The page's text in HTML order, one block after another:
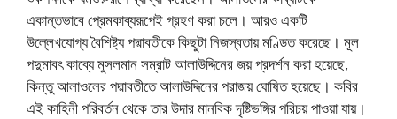
একান্তভাবে প্রেমকাব্যরূপেই গ্রহণ করা চলে। আরও একটি
উল্লেখযােগ্য বৈশিষ্ট্য পদ্মাবতীকে কিছুটা নিজস্বতায় মণ্ডিত করেছে। মূল
পদুমাবৎ কাব্যে মুসলমান সম্রাট আলাউদ্দিনের জয় প্রদর্শন করা হয়েছে,
কিন্তু আলাওলের পদ্মাবতীতে আলাউদ্দিনের পরাজয় ঘােষিত হয়েছে। কবির
এই কাহিনী পরিবর্তন থেকে তার উদার মানবিক দৃষ্টিভঙ্গির পরিচয় পাওয়া যায়।